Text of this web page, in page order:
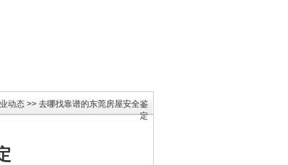
动态 >> 去哪找靠谱的东莞房屋安全鉴
定